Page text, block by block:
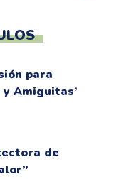
para
Amiguitas’
de